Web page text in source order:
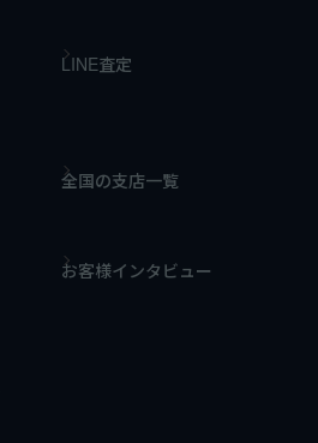
LINE査定
全国の支店一覧
お客様インタビュー